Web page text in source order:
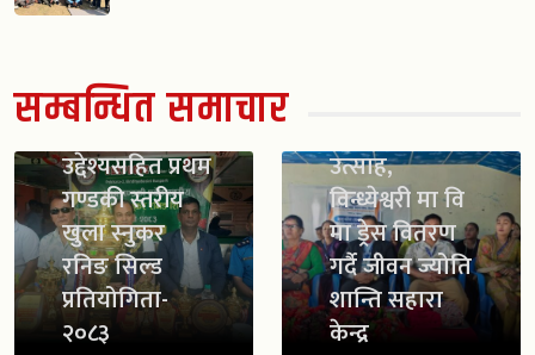
सम्बन्धित समाचार
व्यावसायिक
बनाउने
उद्देश्यसहित प्रथम
गण्डकी स्तरीय
खुला स्नुकर
रनिङ सिल्ड
प्रतियोगिता-
२०८३
उत्साह,
विन्ध्येश्वरी मा वि
मा ड्रेस वितरण
गर्दै जीवन ज्योति
शान्ति सहारा
केन्द्र